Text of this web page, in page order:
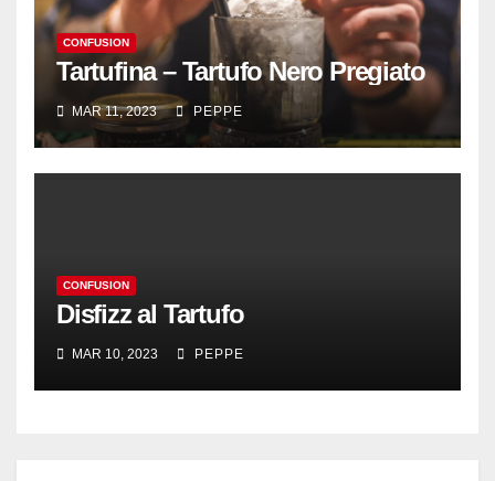
CONFUSION
Tartufina – Tartufo Nero Pregiato
MAR 11, 2023 PEPPE
CONFUSION
Disfizz al Tartufo
MAR 10, 2023 PEPPE